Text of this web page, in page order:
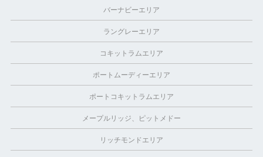
バーナビーエリア
ラングレーエリア
コキットラムエリア
ポートムーディーエリア
ポートコキットラムエリア
メープルリッジ、ピットメドー
リッチモンドエリア